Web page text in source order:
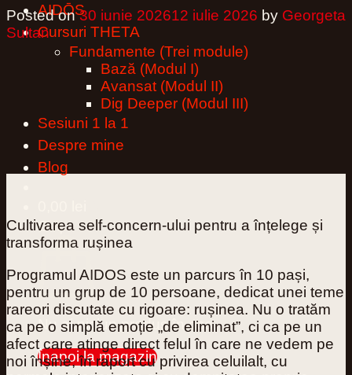
AIDŌS
Cursuri THETA
Fundamente (Trei module)
Bază (Modul I)
Avansat (Modul II)
Dig Deeper (Modul III)
Sesiuni 1 la 1
Despre mine
Blog
Coș
Nu ai niciun produs în coș.
Înapoi la magazin
Posted on30 iunie 202612 iulie 2026 by Georgeta
Sultan
Cultivarea self‑concern‑ului pentru a înțelege și
transforma rușinea
Programul AIDOS este un parcurs în 10 pași,
pentru un grup de 10 persoane, dedicat unei teme
rareori discutate cu rigoare: rușinea. Nu o tratăm
ca pe o simplă emoție „de eliminat”, ci ca pe un
afect care atinge direct felul în care ne vedem pe
noi înșine, în raport cu privirea celuilalt, cu